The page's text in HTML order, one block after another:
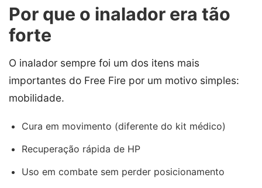
Por que o inalador era tão
forte
O inalador sempre foi um dos itens mais
importantes do Free Fire por um motivo simples:
mobilidade.
Cura em movimento (diferente do kit médico)
Recuperação rápida de HP
Uso em combate sem perder posicionamento